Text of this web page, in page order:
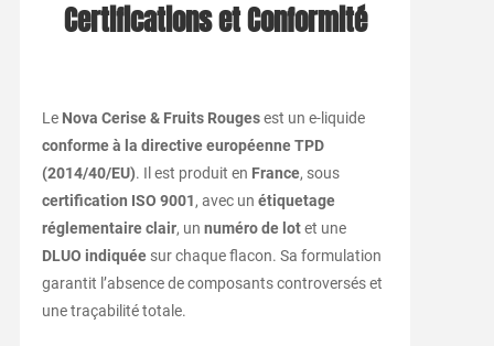
Certifications et Conformité
Le Nova Cerise & Fruits Rougesest un e-liquide
conforme à la directive européenne TPD
(2014/40/EU). Il est produit en France, sous
certification ISO 9001, avec un étiquetage
réglementaire clair, un numéro de lotet une
DLUO indiquéesur chaque flacon. Sa formulation
garantit l’absence de composants controversés et
une traçabilité totale.